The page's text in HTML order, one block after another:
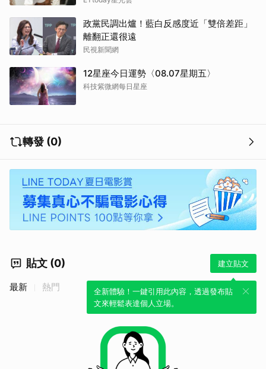
政黨民調出爐！藍白反感度近「雙倍差距」
離翻正還很遠
民視新聞網
12星座今日運勢〈08.07星期五〉
科技紫微網每日星座
轉發 (0)
貼文 (0) 建立貼文
全新體驗！一鍵引用此內容，透過發布貼
文來輕鬆表達個人立場。
最新 熱門